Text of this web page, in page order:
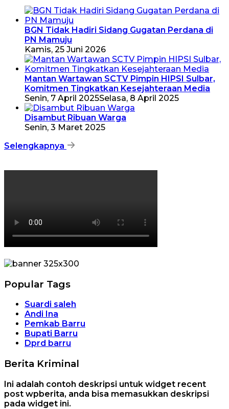
BGN Tidak Hadiri Sidang Gugatan Perdana di
PN Mamuju
Kamis, 25 Juni 2026
Mantan Wartawan SCTV Pimpin HIPSI Sulbar,
Komitmen Tingkatkan Kesejahteraan Media
Senin, 7 April 2025Selasa, 8 April 2025
Disambut Ribuan Warga
Senin, 3 Maret 2025
Selengkapnya
Popular Tags
Suardi saleh
Andi Ina
Pemkab Barru
Bupati Barru
Dprd barru
Berita Kriminal
Ini adalah contoh deskripsi untuk widget recent
post wpberita, anda bisa memasukkan deskripsi
pada widget ini.